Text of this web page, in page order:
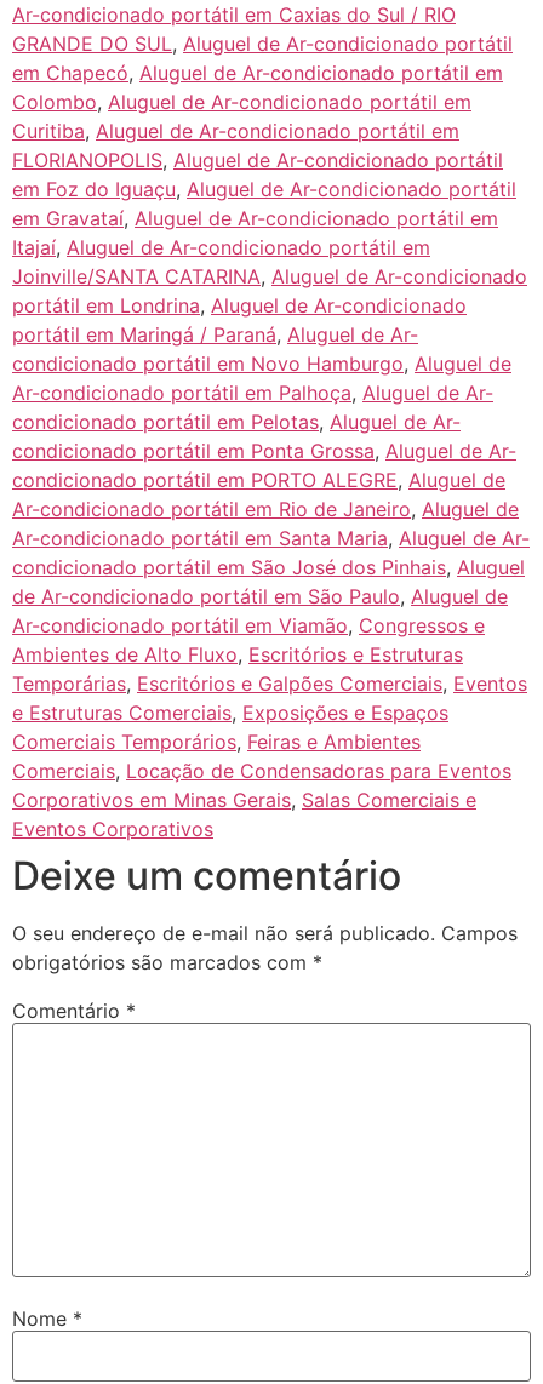
Ar-condicionado portátil em Caxias do Sul / RIO
GRANDE DO SUL, Aluguel de Ar-condicionado portátil
em Chapecó, Aluguel de Ar-condicionado portátil em
Colombo, Aluguel de Ar-condicionado portátil em
Curitiba, Aluguel de Ar-condicionado portátil em
FLORIANOPOLIS, Aluguel de Ar-condicionado portátil
em Foz do Iguaçu, Aluguel de Ar-condicionado portátil
em Gravataí, Aluguel de Ar-condicionado portátil em
Itajaí, Aluguel de Ar-condicionado portátil em
Joinville/SANTA CATARINA, Aluguel de Ar-condicionado
portátil em Londrina, Aluguel de Ar-condicionado
portátil em Maringá / Paraná, Aluguel de Ar-
condicionado portátil em Novo Hamburgo, Aluguel de
Ar-condicionado portátil em Palhoça, Aluguel de Ar-
condicionado portátil em Pelotas, Aluguel de Ar-
condicionado portátil em Ponta Grossa, Aluguel de Ar-
condicionado portátil em PORTO ALEGRE, Aluguel de
Ar-condicionado portátil em Rio de Janeiro, Aluguel de
Ar-condicionado portátil em Santa Maria, Aluguel de Ar-
condicionado portátil em São José dos Pinhais, Aluguel
de Ar-condicionado portátil em São Paulo, Aluguel de
Ar-condicionado portátil em Viamão, Congressos e
Ambientes de Alto Fluxo, Escritórios e Estruturas
Temporárias, Escritórios e Galpões Comerciais, Eventos
e Estruturas Comerciais, Exposições e Espaços
Comerciais Temporários, Feiras e Ambientes
Comerciais, Locação de Condensadoras para Eventos
Corporativos em Minas Gerais, Salas Comerciais e
Eventos Corporativos
Deixe um comentário
O seu endereço de e-mail não será publicado. Campos
obrigatórios são marcados com *
Comentário *
Nome *